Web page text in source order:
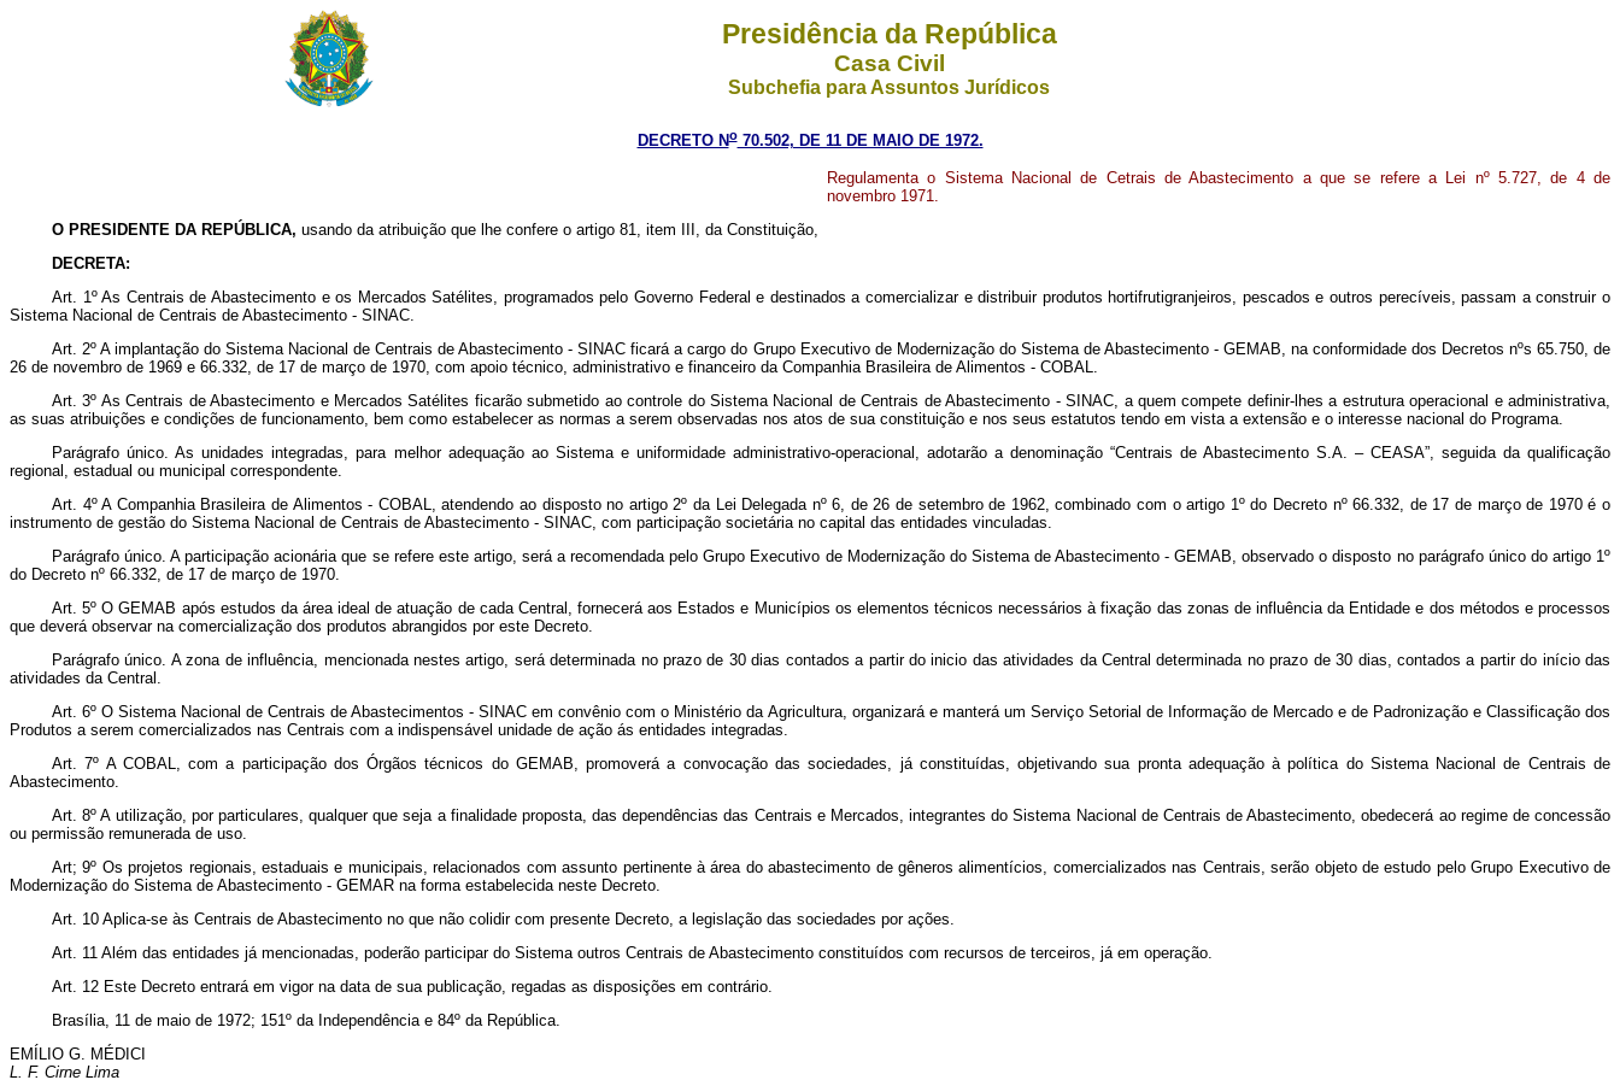
Presidência da República
Casa Civil
Subchefia para Assuntos Jurídicos
DECRETO No70.502, DE 11 DE MAIO DE 1972.
Regulamenta o Sistema Nacional de Cetrais de Abastecimento a que se refere a Lei nº 5.727, de 4 de
novembro 1971.
O PRESIDENTE DA REPÚBLICA, usando da atribuição que lhe confere o artigo 81, item III, da Constituição,
DECRETA:
Art. 1º As Centrais de Abastecimento e os Mercados Satélites, programados pelo Governo Federal e destinados a comercializar e distribuir produtos hortifrutigranjeiros, pescados e outros perecíveis, passam a construir o
Sistema Nacional de Centrais de Abastecimento - SINAC.
Art. 2º A implantação do Sistema Nacional de Centrais de Abastecimento - SINAC ficará a cargo do Grupo Executivo de Modernização do Sistema de Abastecimento - GEMAB, na conformidade dos Decretos nºs 65.750, de
26 de novembro de 1969 e 66.332, de 17 de março de 1970, com apoio técnico, administrativo e financeiro da Companhia Brasileira de Alimentos - COBAL.
Art. 3º As Centrais de Abastecimento e Mercados Satélites ficarão submetido ao controle do Sistema Nacional de Centrais de Abastecimento - SINAC, a quem compete definir-lhes a estrutura operacional e administrativa,
as suas atribuições e condições de funcionamento, bem como estabelecer as normas a serem observadas nos atos de sua constituição e nos seus estatutos tendo em vista a extensão e o interesse nacional do Programa.
Parágrafo único. As unidades integradas, para melhor adequação ao Sistema e uniformidade administrativo-operacional, adotarão a denominação “Centrais de Abastecimento S.A. – CEASA”, seguida da qualificação
regional, estadual ou municipal correspondente.
Art. 4º A Companhia Brasileira de Alimentos - COBAL, atendendo ao disposto no artigo 2º da Lei Delegada nº 6, de 26 de setembro de 1962, combinado com o artigo 1º do Decreto nº 66.332, de 17 de março de 1970 é o
instrumento de gestão do Sistema Nacional de Centrais de Abastecimento - SINAC, com participação societária no capital das entidades vinculadas.
Parágrafo único. A participação acionária que se refere este artigo, será a recomendada pelo Grupo Executivo de Modernização do Sistema de Abastecimento - GEMAB, observado o disposto no parágrafo único do artigo 1º
do Decreto nº 66.332, de 17 de março de 1970.
Art. 5º O GEMAB após estudos da área ideal de atuação de cada Central, fornecerá aos Estados e Municípios os elementos técnicos necessários à fixação das zonas de influência da Entidade e dos métodos e processos
que deverá observar na comercialização dos produtos abrangidos por este Decreto.
Parágrafo único. A zona de influência, mencionada nestes artigo, será determinada no prazo de 30 dias contados a partir do inicio das atividades da Central determinada no prazo de 30 dias, contados a partir do início das
atividades da Central.
Art. 6º O Sistema Nacional de Centrais de Abastecimentos - SINAC em convênio com o Ministério da Agricultura, organizará e manterá um Serviço Setorial de Informação de Mercado e de Padronização e Classificação dos
Produtos a serem comercializados nas Centrais com a indispensável unidade de ação ás entidades integradas.
Art. 7º A COBAL, com a participação dos Órgãos técnicos do GEMAB, promoverá a convocação das sociedades, já constituídas, objetivando sua pronta adequação à política do Sistema Nacional de Centrais de
Abastecimento.
Art. 8º A utilização, por particulares, qualquer que seja a finalidade proposta, das dependências das Centrais e Mercados, integrantes do Sistema Nacional de Centrais de Abastecimento, obedecerá ao regime de concessão
ou permissão remunerada de uso.
Art; 9º Os projetos regionais, estaduais e municipais, relacionados com assunto pertinente à área do abastecimento de gêneros alimentícios, comercializados nas Centrais, serão objeto de estudo pelo Grupo Executivo de
Modernização do Sistema de Abastecimento - GEMAR na forma estabelecida neste Decreto.
Art. 10 Aplica-se às Centrais de Abastecimento no que não colidir com presente Decreto, a legislação das sociedades por ações.
Art. 11 Além das entidades já mencionadas, poderão participar do Sistema outros Centrais de Abastecimento constituídos com recursos de terceiros, já em operação.
Art. 12 Este Decreto entrará em vigor na data de sua publicação, regadas as disposições em contrário.
Brasília, 11 de maio de 1972; 151º da Independência e 84º da República.
EMÍLIO G. MÉDICI
L. F. Cirne Lima